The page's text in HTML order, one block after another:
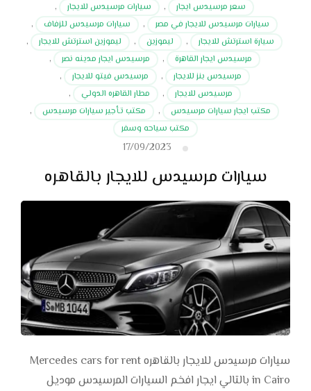
سعر مرسيدس ايجار
, سيارات مرسيدس للايجار
,
سيارات مرسيدس للايجار في مصر
, سيارات مرسيدس للزفاف
,
سيارة استرتش للايجار
, ليموزين , ليموزين استرتش للايجار
,
مرسيدس ايجار القاهرة
, مرسيدس ايجار مدينه نصر
,
مرسيدس بنز للايجار
, مرسيدس فيتو للايجار
,
مرسيدس للايجار
, مطار القاهره الدولي
,
مكتب ايجار سيارات مرسيدس
, مكتب تـأجير سيارات مرسيدس
,
مكتب سياحه وسفر
17/09/2023
سيارات مرسيدس للايجار بالقاهره
سيارات مرسيدس للايجار بالقاهره Mercedes cars for rent
in Cairo بالتالي ايجار افخم السيارات المرسيدس موديل